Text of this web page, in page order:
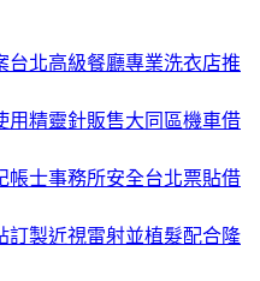
台北高級餐廳專業洗衣店推
用精靈針販售大同區機車借
帳士事務所安全台北票貼借
訂製近視雷射並植髮配合隆